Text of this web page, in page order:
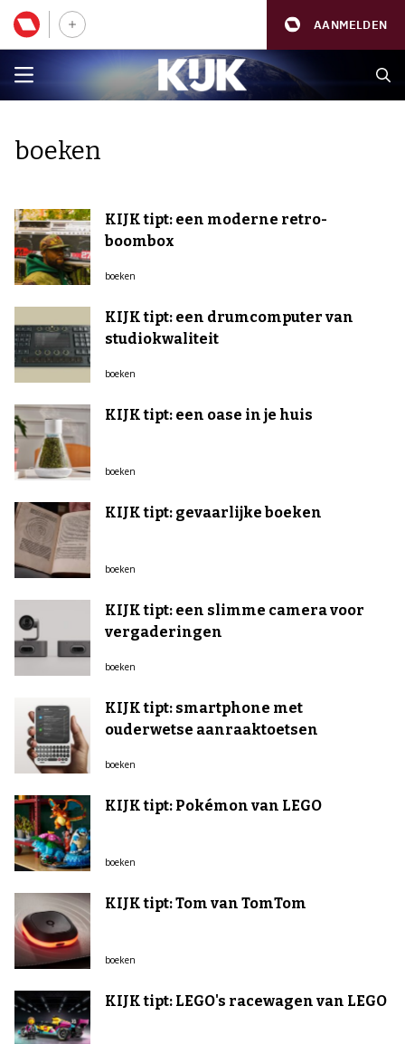
AANMELDEN
boeken
KIJK tipt: een moderne retro-
boombox
boeken
KIJK tipt: een drumcomputer van
studiokwaliteit
boeken
KIJK tipt: een oase in je huis
boeken
KIJK tipt: gevaarlijke boeken
boeken
KIJK tipt: een slimme camera voor
vergaderingen
boeken
KIJK tipt: smartphone met
ouderwetse aanraaktoetsen
boeken
KIJK tipt: Pokémon van LEGO
boeken
KIJK tipt: Tom van TomTom
boeken
KIJK tipt: LEGO's racewagen van LEGO